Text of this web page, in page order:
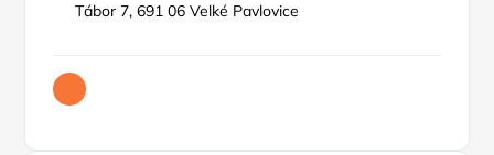
Tábor 7, 691 06 Velké Pavlovice